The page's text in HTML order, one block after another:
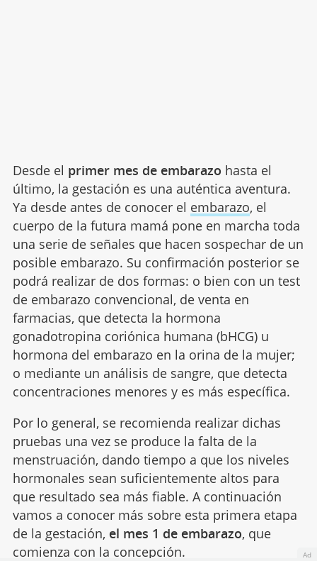
Desde el primer mes de embarazo hasta el
último, la gestación es una auténtica aventura.
Ya desde antes de conocer el embarazo, el
cuerpo de la futura mamá pone en marcha toda
una serie de señales que hacen sospechar de un
posible embarazo. Su confirmación posterior se
podrá realizar de dos formas: o bien con un test
de embarazo convencional, de venta en
farmacias, que detecta la hormona
gonadotropina coriónica humana (bHCG) u
hormona del embarazo en la orina de la mujer;
o mediante un análisis de sangre, que detecta
concentraciones menores y es más específica.
Por lo general, se recomienda realizar dichas
pruebas una vez se produce la falta de la
menstruación, dando tiempo a que los niveles
hormonales sean suficientemente altos para
que resultado sea más fiable. A continuación
vamos a conocer más sobre esta primera etapa
de la gestación, el mes 1 de embarazo, que
comienza con la concepción. Ad